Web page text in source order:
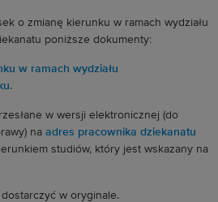
o zmianę kierunku w ramach wydziału
poniższe dokumenty:
w ramach wydziału
.
w wersji elektronicznej (do
na adres pracownika dziekanatu
studiów, który jest wskazany na
w oryginale.